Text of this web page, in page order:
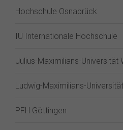
Hochschule Osnabrück
IU Internationale Hochschule
Julius-Maximilians-Universität
Ludwig-Maximilians-
PFH Göttingen